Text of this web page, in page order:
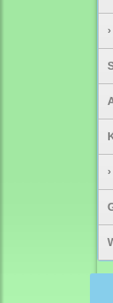
›
›